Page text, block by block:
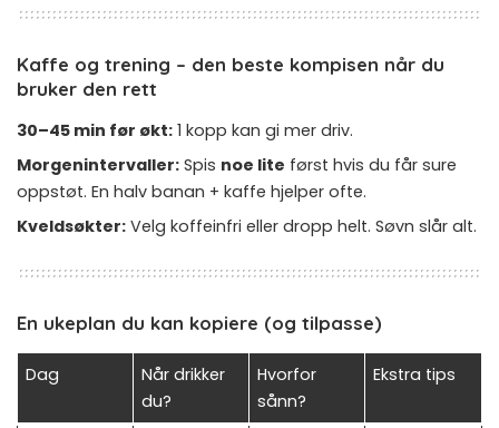
Kaffe og trening – den beste kompisen når du
bruker den rett
30–45 min før økt: 1 kopp kan gi mer driv.
Morgenintervaller: Spis noe lite først hvis du får sure
oppstøt. En halv banan + kaffe hjelper ofte.
Kveldsøkter: Velg koffeinfri eller dropp helt. Søvn slår alt.
En ukeplan du kan kopiere (og tilpasse)
Dag
Når drikker
du?
Hvorfor
sånn?
Ekstra tips